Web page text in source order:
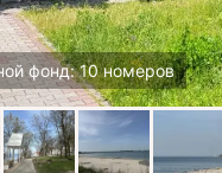
фонд: 10 номеров